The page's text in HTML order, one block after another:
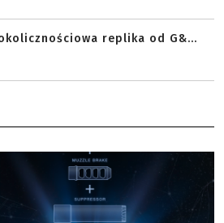
replika od G&...